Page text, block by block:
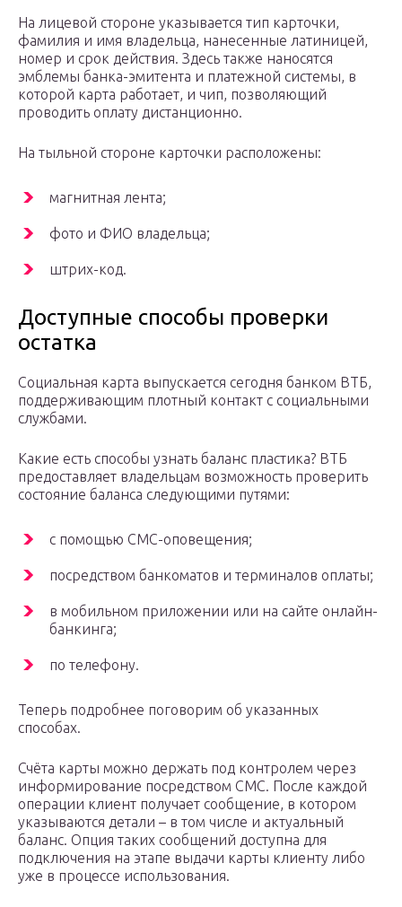
На лицевой стороне указывается тип карточки,
фамилия и имя владельца, нанесенные латиницей,
номер и срок действия. Здесь также наносятся
эмблемы банка-эмитента и платежной системы, в
которой карта работает, и чип, позволяющий
проводить оплату дистанционно.
На тыльной стороне карточки расположены:
магнитная лента;
фото и ФИО владельца;
штрих-код.
Доступные способы проверки
остатка
Социальная карта выпускается сегодня банком ВТБ,
поддерживающим плотный контакт с социальными
службами.
Какие есть способы узнать баланс пластика? ВТБ
предоставляет владельцам возможность проверить
состояние баланса следующими путями:
с помощью СМС-оповещения;
посредством банкоматов и терминалов оплаты;
в мобильном приложении или на сайте онлайн-
банкинга;
по телефону.
Теперь подробнее поговорим об указанных
способах.
Счёта карты можно держать под контролем через
информирование посредством СМС. После каждой
операции клиент получает сообщение, в котором
указываются детали – в том числе и актуальный
баланс. Опция таких сообщений доступна для
подключения на этапе выдачи карты клиенту либо
уже в процессе использования.